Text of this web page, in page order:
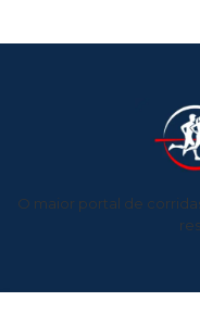
O maior portal de